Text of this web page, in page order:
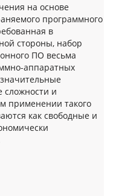
на основе
программного
в
стороны, набор
ПО весьма
аппаратных
сложности и
применении такого
как свободные и